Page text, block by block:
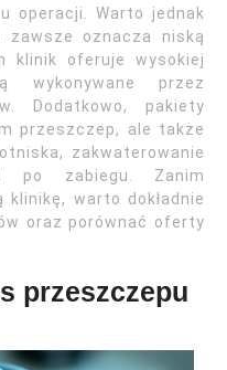
operacji. Warto jednak
oznacza niską
klinik oferuje wysokiej
wykonywane przez
Dodatkowo, pakiety
przeszczep, ale także
zakwaterowanie
po zabiegu. Zanim
warto dokładnie
oraz porównać oferty
przeszczepu